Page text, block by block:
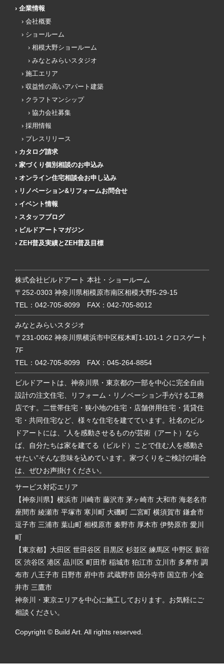
企業情報
会社概要
ショールーム
相模大野ショールーム
みなとみらいスタジオ
施工エリア
収益性の高いアパート建築
クラフトマンシップ
協力会社募集
採用情報
プレスリリース
カタログ請求
家づくり個別相談のお申込み
オンライン住宅相談会お申し込み
リノベーション&リフォームお問合せ
イベント情報
スタッフブログ
ビルドアートマガジン
ZEH普及実績とZEH普及目標
株式会社ビルドアート 本社・ショールーム
〒252-0303 神奈川県相模原市南区相模大野5-29-15
TEL： 042-705-8099 FAX：042-705-8012
みなとみらいスタジオ
〒231-0062 神奈川県横浜市中区桜木町1-101-1 クロスゲート
7F
TEL： 042-705-8099 FAX：045-264-8854
ビルドアートは、神奈川県・東京都の一部を中心に完全自由
設計の注文住宅、リフォーム・リノベーション手がける工務
店です。二世帯住宅・狭小地の住宅・店舗併用住宅・賃貸住
宅・共同住宅など、様々な住宅を建てています。社名のビル
ドアートには、“人を感動させるものが芸術（アート）なら
ば、自分たちは家を建てる（ビルド）ことで住む人を感動さ
せたい”そんな意味を込めています。家づくりをご検討の場合
は、ぜひお声掛けください。
サービス対応エリア
【神奈川県】横浜市 川崎市 藤沢市 茅ヶ崎市 大和市 海老名市
座間市 綾瀬市 平塚市 寒川町 大磯町 二宮町 横須賀市 鎌倉市
逗子市 三浦市 葉山町 相模原市 秦野市 厚木市 伊勢原市 愛川
町
【東京都】大田区 世田谷区 目黒区 杉並区 練馬区 中野区 新宿
区 渋谷区 港区 品川区 町田市 稲城市 狛江市 立川市 多摩市 調
布市 八王子市 日野市 府中市 武蔵野市 国分寺市 国立市 小金
井市 三鷹市
神奈川・東京エリアを中心に施工しております。お気軽にご
相談ください。
Copyright © Build Art. All rights reserved.